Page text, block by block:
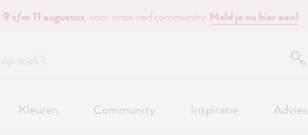
9 t/m 11 augustus, voor onze verfcommunity. Meld je nu hier aan!
Kleuren Community Inspiratie Advies